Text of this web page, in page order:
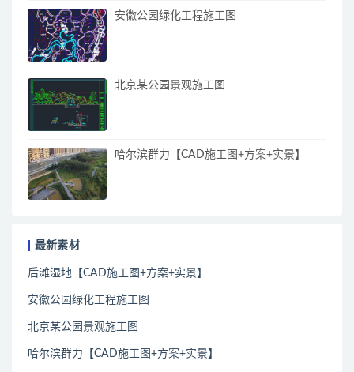
安徽公园绿化工程施工图
北京某公园景观施工图
哈尔滨群力【CAD施工图+方案+实景】
最新素材
后滩湿地【CAD施工图+方案+实景】
安徽公园绿化工程施工图
北京某公园景观施工图
哈尔滨群力【CAD施工图+方案+实景】